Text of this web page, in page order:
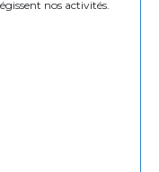
nos activités.